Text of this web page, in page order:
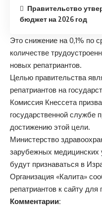
Правительство
бюджет на 2026 год
Это снижение на 0,1% по
количестве
новых репатриантов.
Целью правительства
репатриантов на
Комиссия Кнессета
государственной службе
достижению этой цели.
Министерство
зарубежных медицинских
будут признаваться в
Организация «Калита»
репатриантов к сайту
Комментарии: